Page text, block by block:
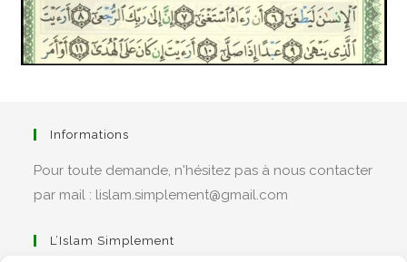
Informations
Pour toute demande, n'hésitez pas à nous contacter
par mail : lislam.simplement@gmail.com
L’Islam Simplement